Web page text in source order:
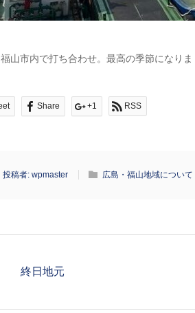
山市内で打ち合わせ。最高の季節になりま
Share +1 RSS
投稿者: wpmaster 広島・福山地域について
終日地元